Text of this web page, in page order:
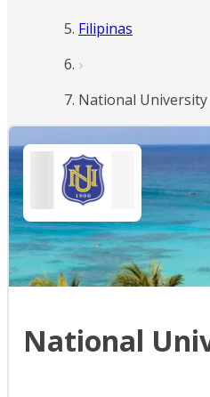
Filipinas
National University
National